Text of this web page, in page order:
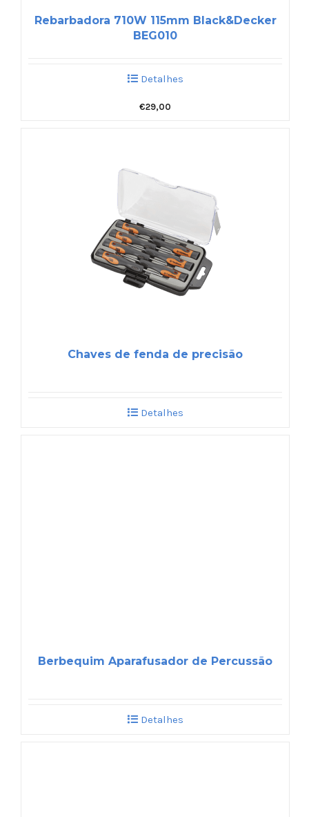
Rebarbadora 710W 115mm Black&Decker
BEG010
Detalhes
€29,00
Chaves de fenda de precisão
Detalhes
Berbequim Aparafusador de Percussão
Detalhes